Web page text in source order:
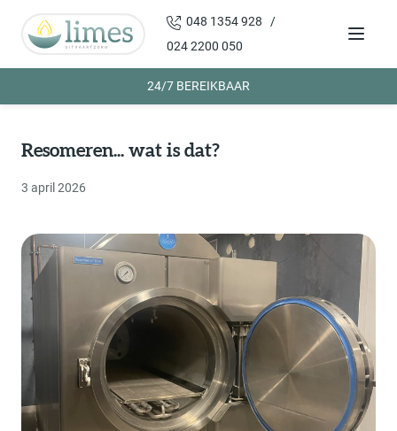
048 1354 928 /
024 2200 050
Menu
24/7 BEREIKBAAR
Resomeren... wat is dat?
3 april 2026